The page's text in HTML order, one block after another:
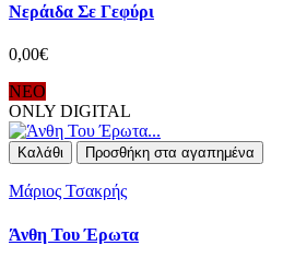
Νεράιδα Σε Γεφύρι
0,00€
ΝΕΟ
ONLY DIGITAL
Καλάθι Προσθήκη στα αγαπημένα
Μάριος Τσακρής
Άνθη Του Έρωτα